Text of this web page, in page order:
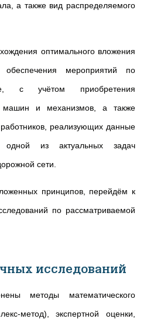
а также вид распределяемого
оптимального вложения
обеспечения мероприятий по
с учётом приобретения
машин и механизмов, а также
реализующих данные
одной из актуальных задач
сети.
принципов, перейдём к
по рассматриваемой
исследований
методы математического
метод), экспертной оценки,